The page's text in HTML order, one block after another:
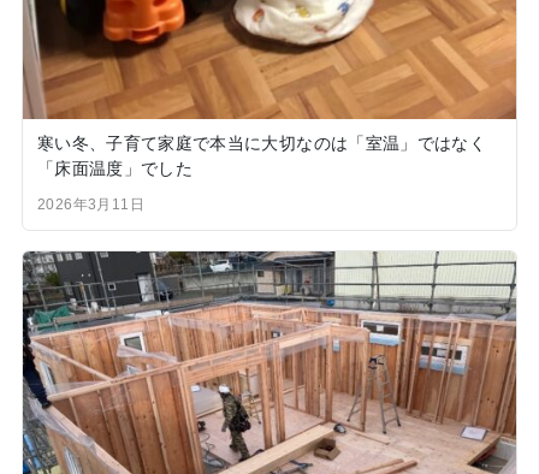
寒い冬、子育て家庭で本当に大切なのは「室温」ではなく
「床面温度」でした
2026年3月11日